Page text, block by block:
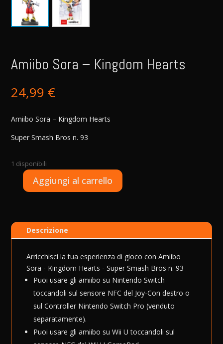
Amiibo Sora – Kingdom Hearts
24,99 €
Amiibo Sora – Kingdom Hearts
Super Smash Bros n. 93
1 disponibili
Amiibo
Kingdom
Hearts
Aggiungi al carrello
r
t
i
v
e
Descrizione
Arricchisci la tua esperienza di gioco con Amiibo
Sora - Kingdom Hearts - Super Smash Bros n. 93
Puoi usare gli amiibo su Nintendo Switch
toccandoli sul sensore NFC del Joy-Con destro o
sul Controller Nintendo Switch Pro (venduto
separatamente).
Puoi usare gli amiibo su Wii U toccandoli sul